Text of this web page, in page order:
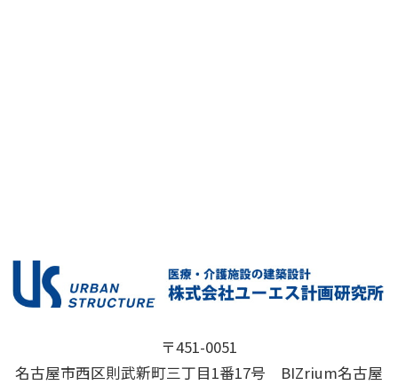
〒451-0051
名古屋市西区則武新町三丁目1番17号 BIZrium名古屋